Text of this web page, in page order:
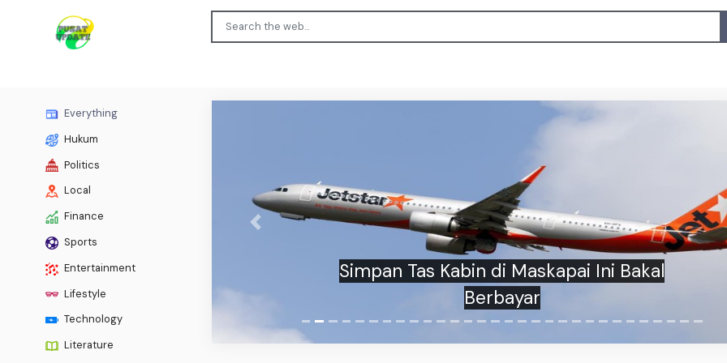
Everything
Hukum
Politics
Local
Finance
Sports
Entertainment
Lifestyle
Technology
Literature
Simpan Tas Kabin di Maskapai Ini Bakal
Berbayar
Previous